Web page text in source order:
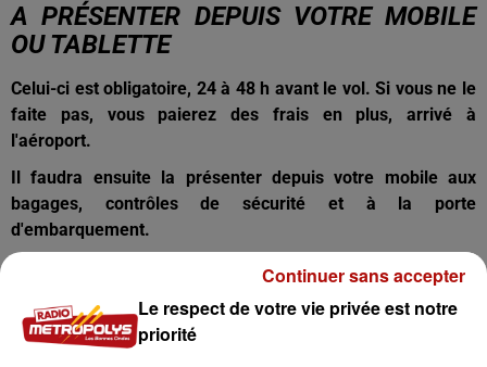
A PRÉSENTER DEPUIS VOTRE MOBILE
OU TABLETTE
Celui-ci est obligatoire, 24 à 48 h avant le vol. Si vous ne le
faite pas, vous paierez des frais en plus, arrivé à
l'aéroport.
Il faudra ensuite la présenter depuis votre mobile aux
bagages, contrôles de sécurité et à la porte
d'embarquement.
Exception en cas de perte, vol ou oubli de votre téléphone
ou tablette, là, les équipes en donneront une directement
sur place.
Selon Ryanair, cette mesure permet de faire disparaitre les
Le respect de votre vie privée est notre
priorité
Continuer sans accepter